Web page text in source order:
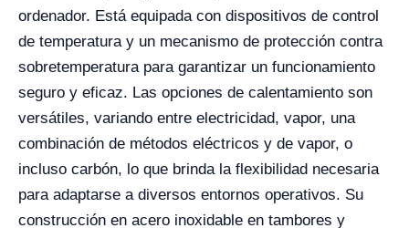
ordenador. Está equipada con dispositivos de control
de temperatura y un mecanismo de protección contra
sobretemperatura para garantizar un funcionamiento
seguro y eficaz. Las opciones de calentamiento son
versátiles, variando entre electricidad, vapor, una
combinación de métodos eléctricos y de vapor, o
incluso carbón, lo que brinda la flexibilidad necesaria
para adaptarse a diversos entornos operativos. Su
construcción en acero inoxidable en tambores y